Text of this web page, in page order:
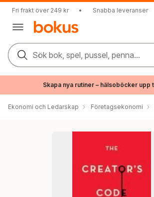
Fri frakt över 249 kr • Snabba leveranser
Sök bok, spel, pussel, penna...
Skapa nya rutiner – hälsoböcker upp
Ekonomi och Ledarskap Företagsekonomi